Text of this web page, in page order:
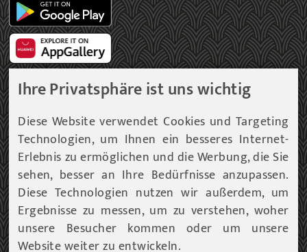
Ihre Privatsphäre ist uns wichtig
Diese Website verwendet Cookies und Targeting
Technologien, um Ihnen ein besseres Internet-
Erlebnis zu ermöglichen und die Werbung, die Sie
sehen, besser an Ihre Bedürfnisse anzupassen.
Diese Technologien nutzen wir außerdem, um
Ergebnisse zu messen, um zu verstehen, woher
unsere Besucher kommen oder um unsere
Website weiter zu entwickeln.
Gemeinde Newsletter
Immer am aktuellsten Informationsstand!
Unser Infoservice liefert Ihnen, in periodischen
Abständen, Informationen rund um die Gemeinde
Fohnsdorf.